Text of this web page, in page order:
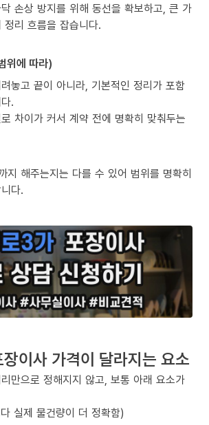
손상 방지를 위해 동선을 확보하고, 큰 가
리 흐름을 잡습니다.
위에 따라)
놓고 끝이 아니라, 기본적인 정리가 포함
.
차이가 커서 계약 전에 명확히 맞춰두는
지 해주는지는 다를 수 있어 범위를 명확히
다.
이사 가격이 달라지는 요소
만으로 정해지지 않고, 보통 아래 요소가
실제 물건량이 더 정확함)